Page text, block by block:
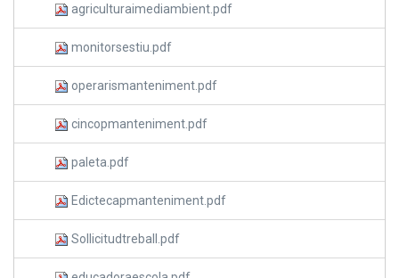
agriculturaimediambient.pdf
monitorsestiu.pdf
operarismanteniment.pdf
cincopmanteniment.pdf
paleta.pdf
Edictecapmanteniment.pdf
Sollicitudtreball.pdf